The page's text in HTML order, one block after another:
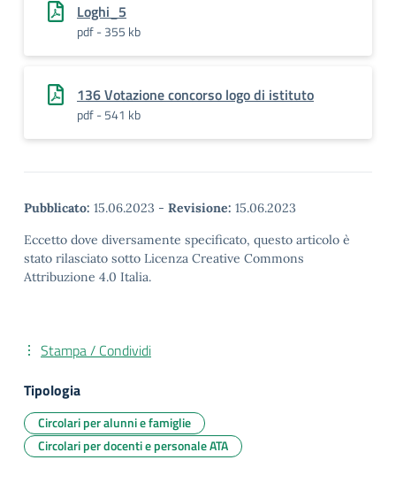
Loghi_5
pdf - 355 kb
136 Votazione concorso logo di istituto
pdf - 541 kb
Pubblicato: 15.06.2023 - Revisione: 15.06.2023
Eccetto dove diversamente specificato, questo articolo è
stato rilasciato sotto Licenza Creative Commons
Attribuzione 4.0 Italia.
Stampa / Condividi
Tipologia
Circolari per alunni e famiglie
Circolari per docenti e personale ATA